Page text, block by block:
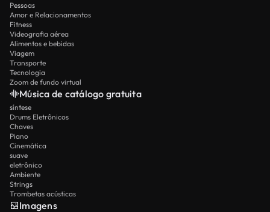
Pessoas
Amor e Relacionamentos
Fitness
Videografia aérea
Alimentos e bebidas
Viagem
Transporte
Tecnologia
Zoom de fundo virtual
Música de catálogo gratuita
síntese
Drums Eletrônicos
Chaves
Piano
Cinemática
suave
eletrônico
Ambiente
Strings
Trombetas acústicas
Imagens